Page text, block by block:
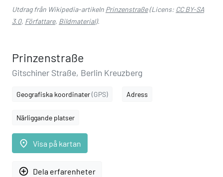
Utdrag från Wikipedia-artikeln Prinzenstraße(Licens: CC BY-SA
3.0, Författare, Bildmaterial).
Prinzenstraße
Gitschiner Straße, Berlin Kreuzberg
Geografiska koordinater(GPS) Adress
Närliggande platser
place Visa på kartan
add_circle_outline Dela erfarenheter